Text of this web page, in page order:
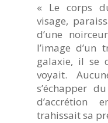
« Le corps
visage,
d’une
l’image
galaxie, il se
voyait.
s’échapper
d’accrétion
trahissait sa